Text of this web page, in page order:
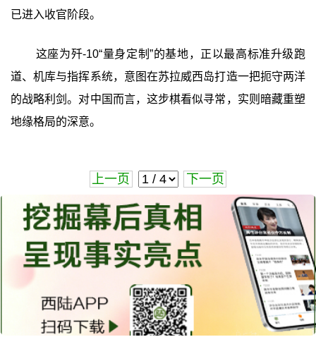
已进入收官阶段。
这座为歼-10“量身定制”的基地，正以最高标准升级跑
道、机库与指挥系统，意图在苏拉威西岛打造一把扼守两洋
的战略利剑。对中国而言，这步棋看似寻常，实则暗藏重塑
地缘格局的深意。
上一页 下一页